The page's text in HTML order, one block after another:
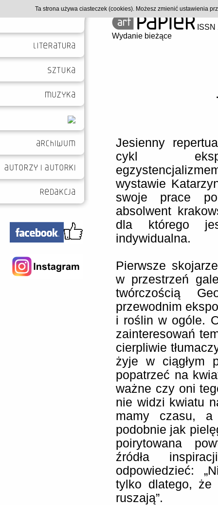
Wydanie bieżące
Jesienny
cykl
wystawie
swoje prace
absolwent
dla którego
indywidualna.
Pierwsze
w przestrzeń
twórczością
przewodnim
i roślin w ogóle.
zainteresowań
cierpliwie
żyje w ciągłym
popatrzeć na
ważne czy oni
nie widzi kwiatu
mamy czasu,
podobnie jak
poirytowana
źródła
odpowiedzieć:
tylko dlatego,
ruszają”.
Ta strona używa ciasteczek (cookies). Możesz zmienić ustawienia